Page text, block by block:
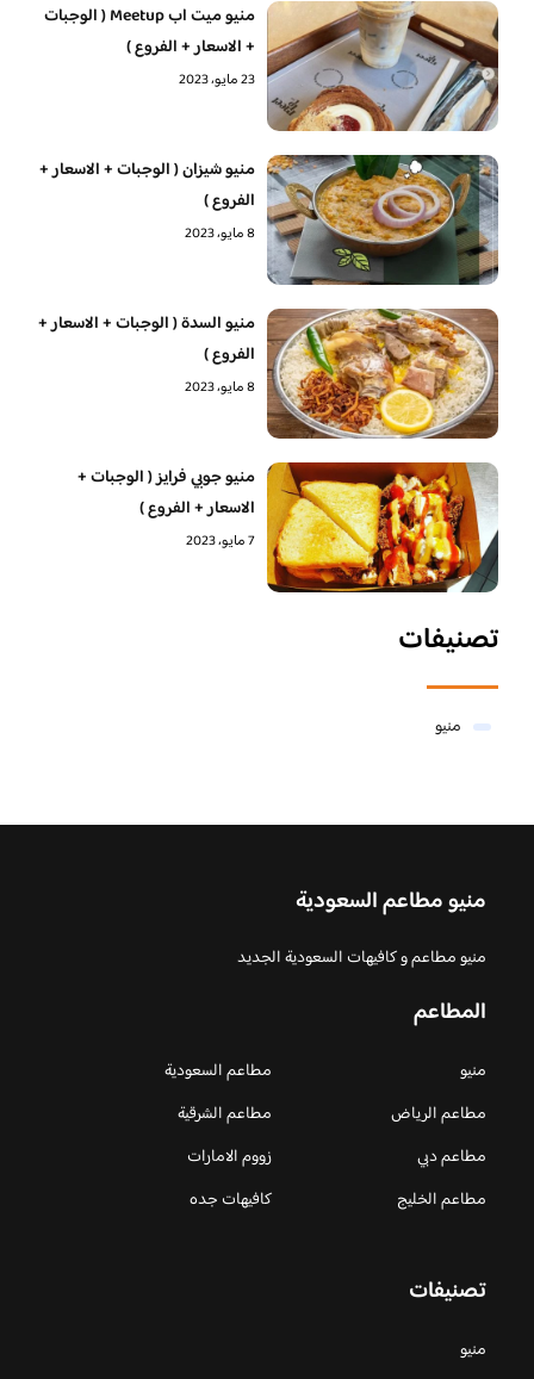
منيو ميت اب Meetup ( الوجبات
+ الاسعار + الفروع )
23 مايو، 2023
منيو شيزان ( الوجبات + الاسعار +
الفروع )
8 مايو، 2023
منيو السدة ( الوجبات + الاسعار +
الفروع )
8 مايو، 2023
منيو جوبي فرايز ( الوجبات +
الاسعار + الفروع )
7 مايو، 2023
تصنيفات
منيو
منيو مطاعم السعودية
منيو مطاعم و كافيهات السعودية الجديد
المطاعم
منيو
مطاعم السعودية
مطاعم الرياض
مطاعم الشرقية
مطاعم دبي
زووم الامارات
مطاعم الخليج
كافيهات جده
تصنيفات
منيو